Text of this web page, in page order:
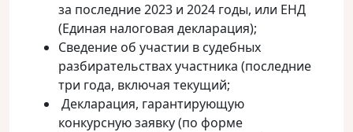
за последние 2023 и 2024 годы, или ЕНД
(Единая налоговая декларация);
Сведение об участии в судебных
разбирательствах участника (последние
три года, включая текущий;
Декларация, гарантирующую
конкурсную заявку (по форме